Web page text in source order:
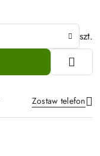
szt.
Zostaw telefon